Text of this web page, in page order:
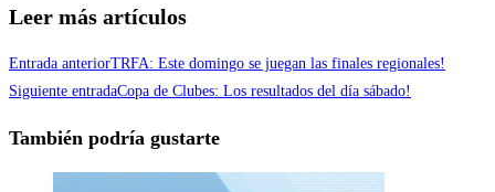
Leer más artículos
Entrada anteriorTRFA: Este domingo se juegan las finales regionales!
Siguiente entradaCopa de Clubes: Los resultados del día sábado!
También podría gustarte